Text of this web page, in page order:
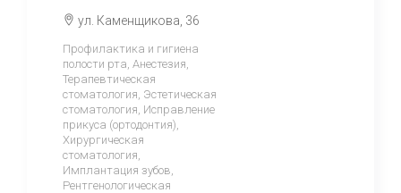
ул. Каменщикова, 36
Профилактика и гигиена
полости рта, Анестезия,
Терапевтическая
стоматология, Эстетическая
стоматология, Исправление
прикуса (ортодонтия),
Хирургическая
стоматология,
Имплантация зубов,
Рентгенологическая